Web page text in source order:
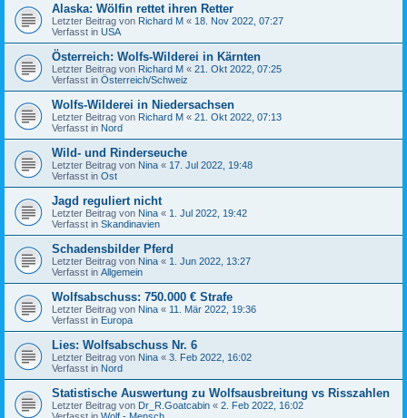
Alaska: Wölfin rettet ihren Retter
Letzter Beitrag von Richard M « 18. Nov 2022, 07:27
Verfasst in USA
Österreich: Wolfs-Wilderei in Kärnten
Letzter Beitrag von Richard M « 21. Okt 2022, 07:25
Verfasst in Österreich/Schweiz
Wolfs-Wilderei in Niedersachsen
Letzter Beitrag von Richard M « 21. Okt 2022, 07:13
Verfasst in Nord
Wild- und Rinderseuche
Letzter Beitrag von Nina « 17. Jul 2022, 19:48
Verfasst in Ost
Jagd reguliert nicht
Letzter Beitrag von Nina « 1. Jul 2022, 19:42
Verfasst in Skandinavien
Schadensbilder Pferd
Letzter Beitrag von Nina « 1. Jun 2022, 13:27
Verfasst in Allgemein
Wolfsabschuss: 750.000 € Strafe
Letzter Beitrag von Nina « 11. Mär 2022, 19:36
Verfasst in Europa
Lies: Wolfsabschuss Nr. 6
Letzter Beitrag von Nina « 3. Feb 2022, 16:02
Verfasst in Nord
Statistische Auswertung zu Wolfsausbreitung vs Risszahlen
Letzter Beitrag von Dr_R.Goatcabin « 2. Feb 2022, 16:02
Verfasst in Wolf - Mensch